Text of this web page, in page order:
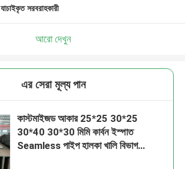
যাচাইকৃত সরবরাহকারী
আরো দেখুন
এর সেরা মূল্য পান
কাস্টমাইজড আকার 25*25 30*25
30*40 30*30 মিমি কার্বন ইস্পাত
Seamless পাইপ হালকা খালি বিভাগ